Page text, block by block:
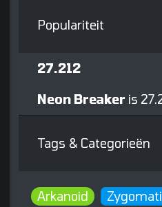
Populariteit
27.212
Neon Breaker is
Tags & Categorieën
Arkanoid